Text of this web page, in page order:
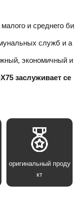
и среднего би
служб и а
экономичный и
заслуживает се
оригинальный проду
кт